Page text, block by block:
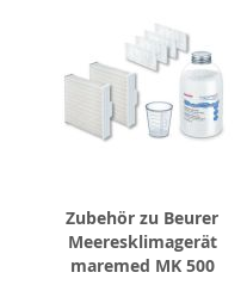
Zubehör zu Beurer
Meeresklimagerät
maremed MK 500